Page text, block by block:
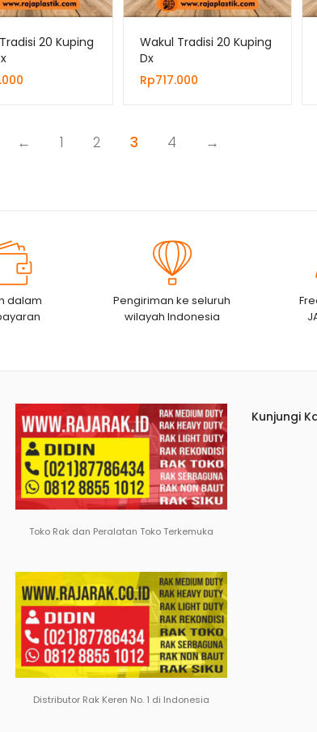
20 Kuping
Wakul Tradisi 20 Kuping
Dx
Rp717.000
← 1 2 3 4 →
dalam
Pengiriman ke seluruh
wilayah Indonesia
Toko Rak dan Peralatan Toko Terkemuka
Distributor Rak Keren No. 1 di Indonesia
Kunjungi